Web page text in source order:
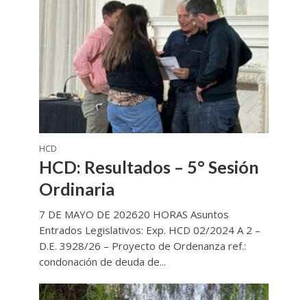
HCD
HCD: Resultados – 5° Sesión
Ordinaria
7 DE MAYO DE 202620 HORAS Asuntos
Entrados Legislativos: Exp. HCD 02/2024 A 2 –
D.E. 3928/26 – Proyecto de Ordenanza ref.:
condonación de deuda de...